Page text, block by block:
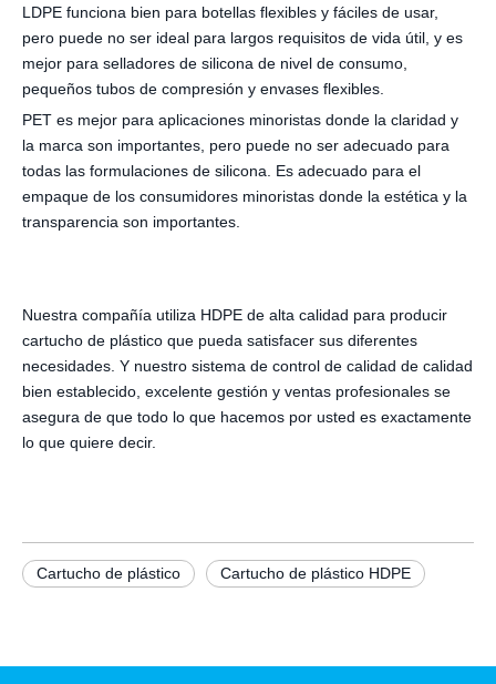
LDPE funciona bien para botellas flexibles y fáciles de usar,
pero puede no ser ideal para largos requisitos de vida útil, y es
mejor para selladores de silicona de nivel de consumo,
pequeños tubos de compresión y envases flexibles.
PET es mejor para aplicaciones minoristas donde la claridad y
la marca son importantes, pero puede no ser adecuado para
todas las formulaciones de silicona. Es adecuado para el
empaque de los consumidores minoristas donde la estética y la
transparencia son importantes.
Nuestra compañía utiliza HDPE de alta calidad para producir
cartucho de plástico que pueda satisfacer sus diferentes
necesidades. Y nuestro sistema de control de calidad de calidad
bien establecido, excelente gestión y ventas profesionales se
asegura de que todo lo que hacemos por usted es exactamente
lo que quiere decir.
Cartucho de plástico Cartucho de plástico HDPE